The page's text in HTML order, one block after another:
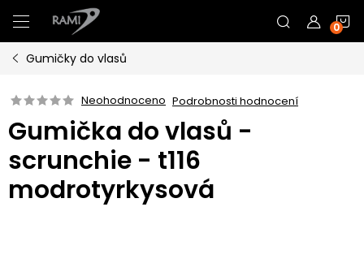
na
obsah
Gumičky do vlasů
Neohodnoceno Podrobnosti hodnocení
Gumička do vlasů -
scrunchie - t116
modrotyrkysová